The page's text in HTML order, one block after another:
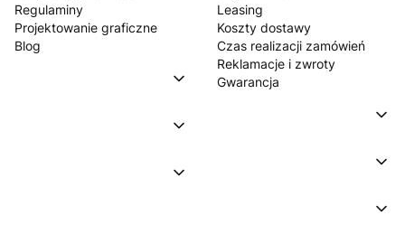
Regulaminy
Projektowanie graficzne
Blog
Leasing
Koszty dostawy
Czas realizacji zamówień
Reklamacje i zwroty
Gwarancja